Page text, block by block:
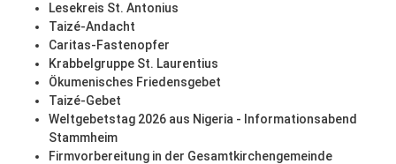
Lesekreis St. Antonius
Taizé-Andacht
Caritas-Fastenopfer
Krabbelgruppe St. Laurentius
Ökumenisches Friedensgebet
Taizé-Gebet
Weltgebetstag 2026 aus Nigeria - Informationsabend
Stammheim
Firmvorbereitung in der Gesamtkirchengemeinde